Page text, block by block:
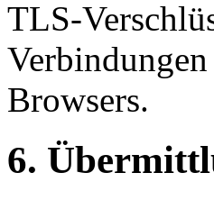
TLS-
Browsers.
6.